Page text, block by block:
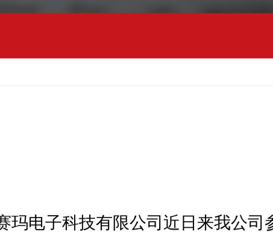
玛电子科技有限公司近日来我公司